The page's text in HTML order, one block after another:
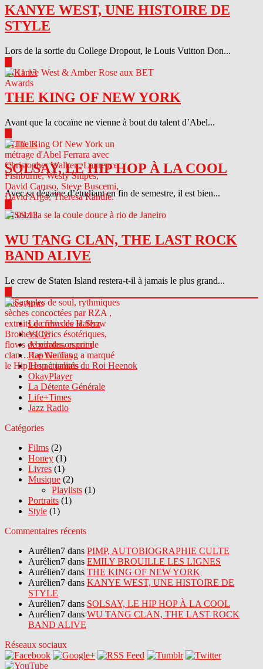
KANYE WEST, UNE HISTOIRE DE
STYLE
Lors de la sortie du College Dropout, le Louis Vuitton Don...
04.11.13
THE KING OF NEW YORK
Avant que la cocaïne ne vienne à bout du talent d’Abel...
04.10.13
SOLSAY, LE HIP HOP À LA COOL
Avec sa dégaine d’étudiant en fin de semestre, il est bien...
04.09.13
WU TANG CLAN, THE LAST ROCK
BAND ALIVE
Le crew de Staten Island restera-t-il à jamais le plus grand...
Sites Amis
Le crew des Haterz
VICE
Abcdrduson.com
Rap Genius
Les actualités du Roi Heenok
OkayPlayer
La Détente Générale
Life+Times
Jazz Radio
Catégories
Films (2)
Honey (1)
Livres (1)
Musique (2)
Playlists (1)
Portraits (1)
Style (1)
Commentaires récents
Aurélien7 dans PIMP, AUTOBIOGRAPHIE CULTE
Aurélien7 dans EMILY BROUILLE LES LIGNES
Aurélien7 dans THE KING OF NEW YORK
Aurélien7 dans KANYE WEST, UNE HISTOIRE DE
STYLE
Aurélien7 dans SOLSAY, LE HIP HOP À LA COOL
Aurélien7 dans WU TANG CLAN, THE LAST ROCK
BAND ALIVE
Réseaux sociaux